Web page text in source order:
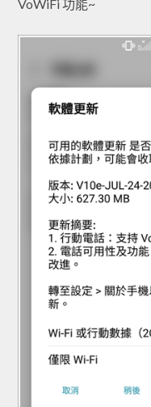
VoWiFi 功能~